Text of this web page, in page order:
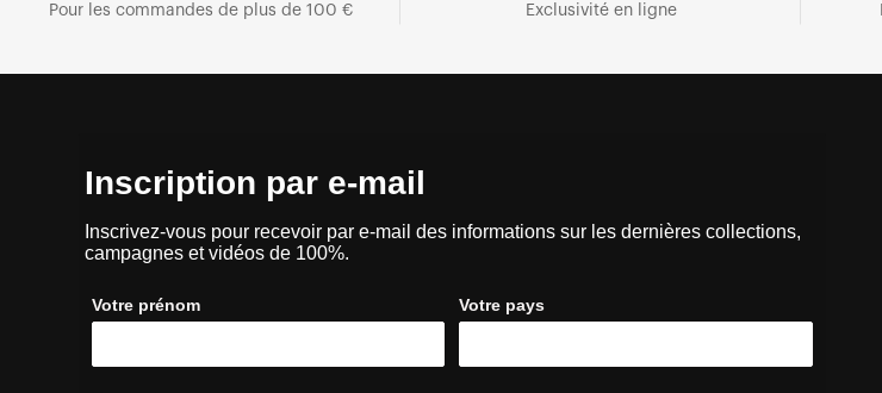
Pour les commandes de plus de 100 € Exclusivité en ligne
Inscription par e-mail
Inscrivez-vous pour recevoir par e-mail des informations sur les dernières collections,
campagnes et vidéos de 100%.
Votre prénom Votre pays